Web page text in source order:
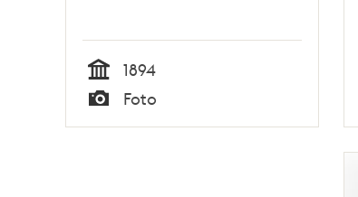
Tid
1894
Typ
Foto